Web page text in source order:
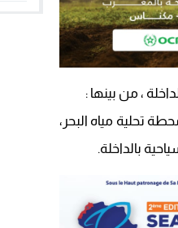
، من بينها :
تحلية مياه البحر،
بالداخلة.